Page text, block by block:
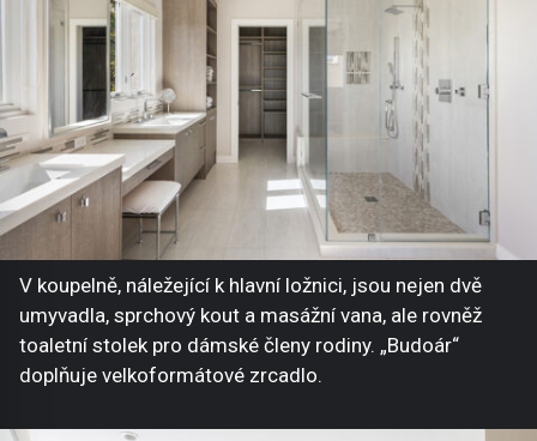
V koupelně, náležející k hlavní ložnici, jsou nejen dvě
umyvadla, sprchový kout a masážní vana, ale rovněž
toaletní stolek pro dámské členy rodiny. „Budoár“
doplňuje velkoformátové zrcadlo.